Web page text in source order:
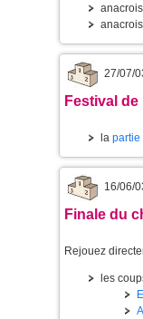
27/07/
Festival
la partie
16/06/
Finale du
Rejouez
les